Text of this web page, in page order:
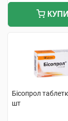
Бісопрол
шт